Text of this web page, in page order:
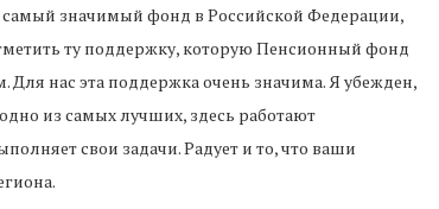
значимый фонд в Российской Федерации,
ту поддержку, которую Пенсионный фонд
нас эта поддержка очень значима. Я убежден,
из самых лучших, здесь работают
свои задачи. Радует и то, что ваши